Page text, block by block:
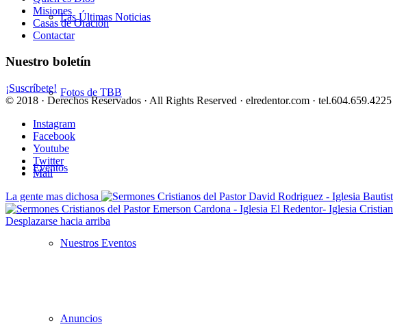
Las Últimas Noticias
Fotos de TBB
Eventos
Nuestros Eventos
Anuncios
Misiones
Casas de Oración
Contactar
Nuestro boletín
¡Suscríbete!
© 2018 · Derechos Reservados · All Rights Reserved · elredentor.com · tel.604.659.4225
Instagram
Facebook
Youtube
Twitter
Mail
La gente mas dichosa
Desplazarse hacia arriba